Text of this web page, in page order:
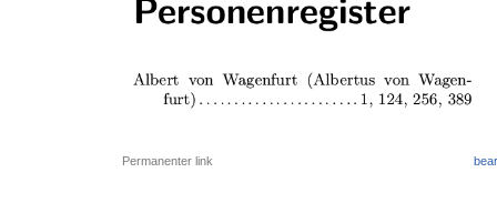
Permanenter link